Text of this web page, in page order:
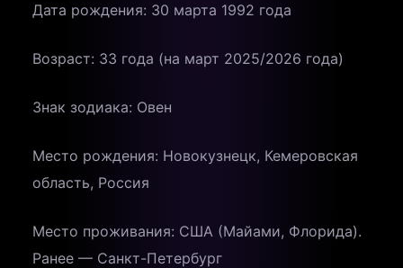
Дата рождения: 30 марта 1992 года
Возраст: 33 года (на март 2025/2026 года)
Знак зодиака: Овен
Место рождения: Новокузнецк, Кемеровская
область, Россия
Место проживания: США (Майами, Флорида).
Ранее — Санкт-Петербург